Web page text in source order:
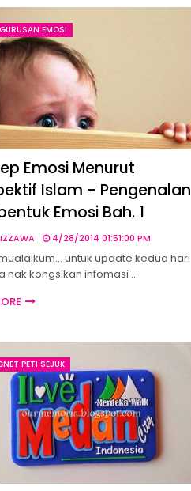
EMOSI
Emosi Menurut
Islam - Pengenalan
Emosi Bah. 1
4/28/2014 01:51:00 PM
untuk update kedua hari
nak kongsikan infomasi …
PETI SEJUK